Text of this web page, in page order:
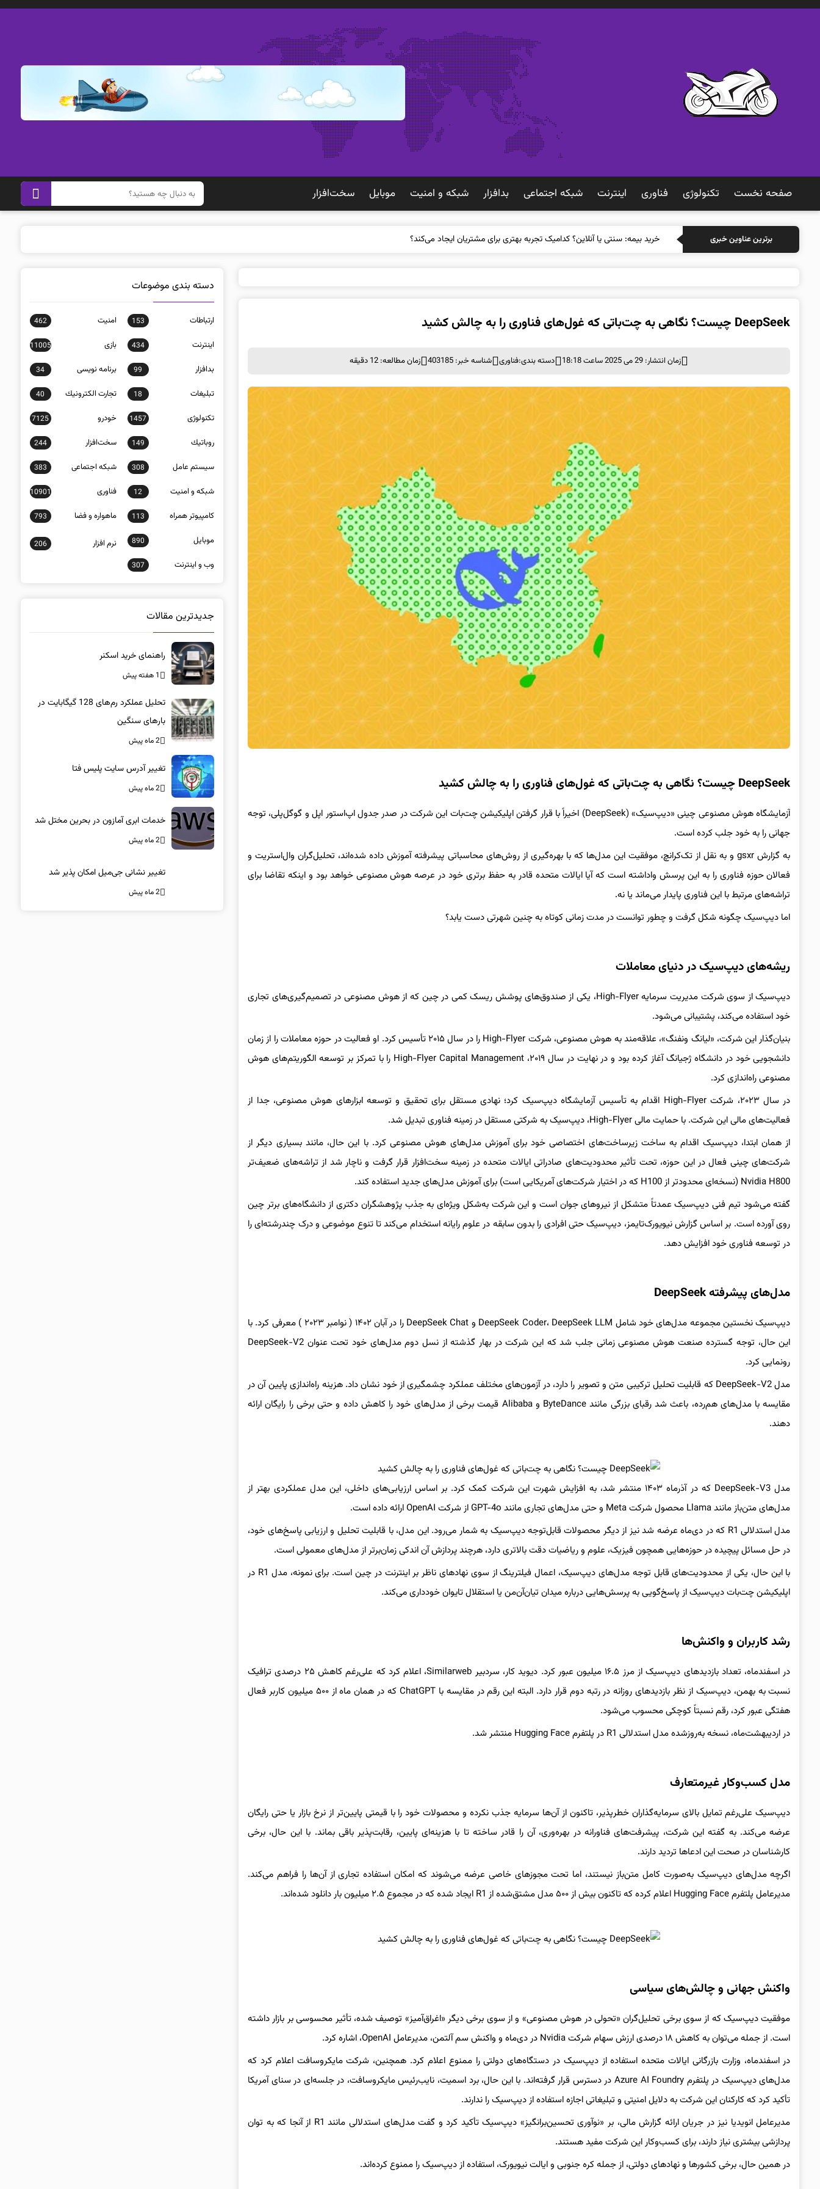
صفحه نخست تکنولوژی فناوری اينترنت شبكه اجتماعی بدافزار شبكه و امنيت موبايل سخت‌افزار
برترین عناوین خبری خرید بیمه: سنتی
DeepSeek چیست؟ نگاهی به چت‌باتی که غول‌های فناوری را به چالش کشید
زمان انتشار: 29 می 2025 ساعت 18:18 دسته بندی:فناوری شناسه خبر: 403185 زمان مطالعه: 12 دقیقه
DeepSeek چیست؟ نگاهی به چت‌باتی که غول‌های فناوری را به چالش کشید
آزمایشگاه هوش مصنوعی چینی «دیپ‌سیک» (DeepSeek) اخیراً با قرار گرفتن اپلیکیشن چت‌بات این شرکت در صدر جدول اپ‌استور اپل و گوگل‌پلی، توجه
جهانی را به خود جلب کرده است.
به گزارش gsxr و به نقل از تک‌کرانچ، موفقیت این مدل‌ها که با بهره‌گیری از روش‌های محاسباتی پیشرفته آموزش داده شده‌اند، تحلیل‌گران وال‌استریت و
فعالان حوزه فناوری را به این پرسش واداشته است که آیا ایالات متحده قادر به حفظ برتری خود در عرصه هوش مصنوعی خواهد بود و اینکه تقاضا برای
تراشه‌های مرتبط با این فناوری پایدار می‌ماند یا نه.
اما دیپ‌سیک چگونه شکل گرفت و چطور توانست در مدت زمانی کوتاه به چنین شهرتی دست یابد؟
ریشه‌های دیپ‌سیک در دنیای معاملات
دیپ‌سیک از سوی شرکت مدیریت سرمایه High-Flyer، یکی از صندوق‌های پوشش ریسک کمی در چین که از هوش مصنوعی در تصمیم‌گیری‌های تجاری
خود استفاده می‌کند، پشتیبانی می‌شود.
بنیان‌گذار این شرکت، «لیانگ ونفنگ»، علاقه‌مند به هوش مصنوعی، شرکت High-Flyer را در سال ۲۰۱۵ تأسیس کرد. او فعالیت در حوزه معاملات را از زمان
دانشجویی خود در دانشگاه ژجیانگ آغاز کرده بود و در نهایت در سال ۲۰۱۹، High-Flyer Capital Management را با تمرکز بر توسعه الگوریتم‌های هوش
مصنوعی راه‌اندازی کرد.
در سال ۲۰۲۳، شرکت High-Flyer اقدام به تأسیس آزمایشگاه دیپ‌سیک کرد؛ نهادی مستقل برای تحقیق و توسعه ابزارهای هوش مصنوعی، جدا از
فعالیت‌های مالی این شرکت. با حمایت مالی High-Flyer، دیپ‌سیک به شرکتی مستقل در زمینه فناوری تبدیل شد.
از همان ابتدا، دیپ‌سیک اقدام به ساخت زیرساخت‌های اختصاصی خود برای آموزش مدل‌های هوش مصنوعی کرد. با این حال، مانند بسیاری دیگر از
شرکت‌های چینی فعال در این حوزه، تحت تأثیر محدودیت‌های صادراتی ایالات متحده در زمینه سخت‌افزار قرار گرفت و ناچار شد از تراشه‌های ضعیف‌تر
Nvidia H800 (نسخه‌ای محدودتر از H100 که در اختیار شرکت‌های آمریکایی است) برای آموزش مدل‌های جدید استفاده کند.
گفته می‌شود تیم فنی دیپ‌سیک عمدتاً متشکل از نیروهای جوان است و این شرکت به‌شکل ویژه‌ای به جذب پژوهشگران دکتری از دانشگاه‌های برتر چین
روی آورده است. بر اساس گزارش نیویورک‌تایمز، دیپ‌سیک حتی افرادی را بدون سابقه در علوم رایانه استخدام می‌کند تا تنوع موضوعی و درک چندرشته‌ای را
در توسعه فناوری خود افزایش دهد.
مدل‌های پیشرفته DeepSeek
دیپ‌سیک نخستین مجموعه مدل‌های خود شامل DeepSeek Coder، DeepSeek LLM و DeepSeek Chat را در آبان ۱۴۰۲ ( نوامبر ۲۰۲۳ ) معرفی کرد. با
این حال، توجه گسترده صنعت هوش مصنوعی زمانی جلب شد که این شرکت در بهار گذشته از نسل دوم مدل‌های خود تحت عنوان DeepSeek-V2
رونمایی کرد.
مدل DeepSeek-V2 که قابلیت تحلیل ترکیبی متن و تصویر را دارد، در آزمون‌های مختلف عملکرد چشمگیری از خود نشان داد. هزینه راه‌اندازی پایین آن در
مقایسه با مدل‌های هم‌رده، باعث شد رقبای بزرگی مانند ByteDance و Alibaba قیمت برخی از مدل‌های خود را کاهش داده و حتی برخی را رایگان ارائه
دهند.
مدل DeepSeek-V3 که در آذرماه ۱۴۰۳ منتشر شد، به افزایش شهرت این شرکت کمک کرد. بر اساس ارزیابی‌های داخلی، این مدل عملکردی بهتر از
مدل‌های متن‌باز مانند Llama محصول شرکت Meta و حتی مدل‌های تجاری مانند GPT-4o از شرکت OpenAI ارائه داده است.
مدل استدلالی R1 که در دی‌ماه عرضه شد نیز از دیگر محصولات قابل‌توجه دیپ‌سیک به شمار می‌رود. این مدل، با قابلیت تحلیل و ارزیابی پاسخ‌های خود،
در حل مسائل پیچیده در حوزه‌هایی همچون فیزیک، علوم و ریاضیات دقت بالاتری دارد، هرچند پردازش آن اندکی زمان‌برتر از مدل‌های معمولی است.
با این حال، یکی از محدودیت‌های قابل توجه مدل‌های دیپ‌سیک، اعمال فیلترینگ از سوی نهادهای ناظر بر اینترنت در چین است. برای نمونه، مدل R1 در
اپلیکیشن چت‌بات دیپ‌سیک از پاسخ‌گویی به پرسش‌هایی درباره میدان تیان‌آن‌من یا استقلال تایوان خودداری می‌کند.
رشد کاربران و واکنش‌ها
در اسفندماه، تعداد بازدیدهای دیپ‌سیک از مرز ۱۶.۵ میلیون عبور کرد. دیوید کار، سردبیر Similarweb، اعلام کرد که علی‌رغم کاهش ۲۵ درصدی ترافیک
نسبت به بهمن، دیپ‌سیک از نظر بازدیدهای روزانه در رتبه دوم قرار دارد. البته این رقم در مقایسه با ChatGPT که در همان ماه از ۵۰۰ میلیون کاربر فعال
هفتگی عبور کرد، رقم نسبتاً کوچکی محسوب می‌شود.
در اردیبهشت‌ماه، نسخه به‌روزشده مدل استدلالی R1 در پلتفرم Hugging Face منتشر شد.
مدل کسب‌وکار غیرمتعارف
دیپ‌سیک علی‌رغم تمایل بالای سرمایه‌گذاران خطرپذیر، تاکنون از آن‌ها سرمایه‌ جذب نکرده و محصولات خود را با قیمتی پایین‌تر از نرخ بازار یا حتی رایگان
عرضه می‌کند. به گفته این شرکت، پیشرفت‌های فناورانه در بهره‌وری، آن را قادر ساخته تا با هزینه‌ای پایین، رقابت‌پذیر باقی بماند. با این حال، برخی
کارشناسان در صحت این ادعاها تردید دارند.
اگرچه مدل‌های دیپ‌سیک به‌صورت کامل متن‌باز نیستند، اما تحت مجوزهای خاصی عرضه می‌شوند که امکان استفاده تجاری از آن‌ها را فراهم می‌کند.
مدیرعامل پلتفرم Hugging Face اعلام کرده که تاکنون بیش از ۵۰۰ مدل مشتق‌شده از R1 ایجاد شده که در مجموع ۲.۵ میلیون بار دانلود شده‌اند.
واکنش جهانی و چالش‌های سیاسی
موفقیت دیپ‌سیک که از سوی برخی تحلیل‌گران «تحولی در هوش مصنوعی» و از سوی برخی دیگر «اغراق‌آمیز» توصیف شده، تأثیر محسوسی بر بازار داشته
است. از جمله می‌توان به کاهش ۱۸ درصدی ارزش سهام شرکت Nvidia در دی‌ماه و واکنش سم آلتمن، مدیرعامل OpenAI، اشاره کرد.
در اسفندماه، وزارت بازرگانی ایالات متحده استفاده از دیپ‌سیک در دستگاه‌های دولتی را ممنوع اعلام کرد. همچنین، شرکت مایکروسافت اعلام کرد که
مدل‌های دیپ‌سیک در پلتفرم Azure AI Foundry در دسترس قرار گرفته‌اند. با این حال، برد اسمیت، نایب‌رئیس مایکروسافت، در جلسه‌ای در سنای آمریکا
تأکید کرد که کارکنان این شرکت به دلایل امنیتی و تبلیغاتی اجازه استفاده از دیپ‌سیک را ندارند.
مدیرعامل انویدیا نیز در جریان ارائه گزارش مالی، بر «نوآوری تحسین‌برانگیز» دیپ‌سیک تأکید کرد و گفت مدل‌های استدلالی مانند R1 از آنجا که به توان
پردازشی بیشتری نیاز دارند، برای کسب‌وکار این شرکت مفید هستند.
در همین حال، برخی کشورها و نهادهای دولتی، از جمله کره‌ جنوبی و ایالت نیویورک، استفاده از دیپ‌سیک را ممنوع کرده‌اند.
دسته بندی موضوعات
ارتباطات 153 امنيت 462
اينترنت 434 بازی 11005
بدافزار 99 برنامه نويسی 34
تبلیغات 18 تجارت الكترونيك 40
تکنولوژی 1457 خودرو 7125
روباتيك 149 سخت‌افزار 244
سيستم عامل 308 شبكه اجتماعی 383
شبكه و امنيت 12 فناوری 10901
كامپيوتر همراه 113 ماهواره و فضا 793
موبايل 890 نرم افزار 206
وب و اينترنت 307
جدیدترین مقالات
راهنمای خرید اسکنر
1 هفته پیش
تحلیل عملکرد رم‌های 128 گیگابایت در
بارهای سنگین
2 ماه پیش
تغییر آدرس سایت پلیس فتا
2 ماه پیش
خدمات ابری آمازون در بحرین مختل شد
2 ماه پیش
تغییر نشانی جی‌میل امکان پذیر شد
2 ماه پیش